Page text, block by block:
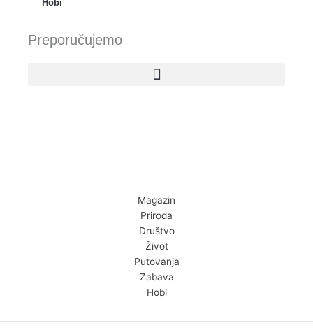
Hobi
Preporučujemo
Magazin
Priroda
Društvo
Život
Putovanja
Zabava
Hobi